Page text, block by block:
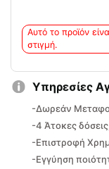
Αυτό το προϊόν
στιγμή.
Υπηρεσίες
-Δωρεάν
-4 Άτοκες
-Επιστροφή
-Εγγύηση